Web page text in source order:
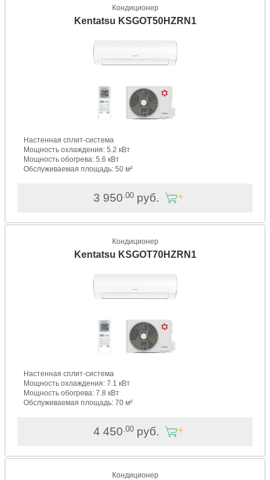
Кондиционер
Kentatsu KSGOT50HZRN1
Настенная сплит-система
Мощность охлаждения: 5.2 кВт
Мощность обогрева: 5.6 кВт
Обслуживаемая площадь: 50 м²
3 950 .00руб.
Кондиционер
Kentatsu KSGOT70HZRN1
Настенная сплит-система
Мощность охлаждения: 7.1 кВт
Мощность обогрева: 7.8 кВт
Обслуживаемая площадь: 70 м²
4 450 .00руб.
Кондиционер